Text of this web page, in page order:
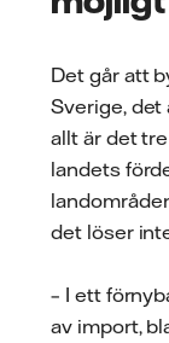
Det går att
Sverige, det
allt är det
landets
det löser
– I ett
av import,